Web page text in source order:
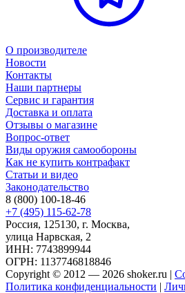
О производителе
Новости
Контакты
Наши партнеры
Сервис и гарантия
Доставка и оплата
Отзывы о магазине
Вопрос-ответ
Виды оружия самообороны
Как не купить контрафакт
Статьи и видео
Законодательство
8 (800) 100-18-46
+7 (495) 115-62-78
Россия, 125130, г. Москва,
улица Нарвская, 2
ИНН: 7743899944
ОГРН: 1137746818846
Copyright © 2012 — 2026 shoker.ru |
Политика конфиденциальности |